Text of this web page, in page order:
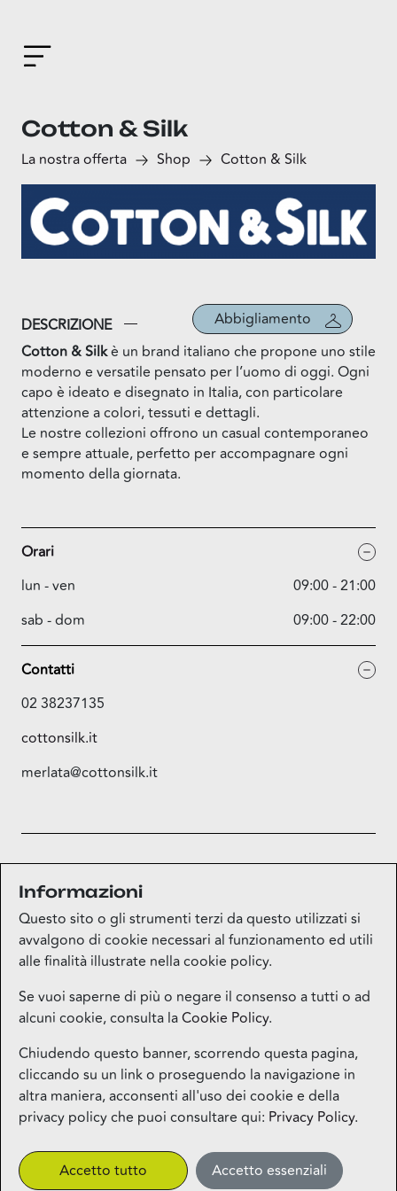
Cotton & Silk
La nostra offerta Shop Cotton & Silk
Abbigliamento
DESCRIZIONE
Cotton & Silkè un brand italiano che propone uno stile
moderno e versatile pensato per l’uomo di oggi. Ogni
capo è ideato e disegnato in Italia, con particolare
attenzione a colori, tessuti e dettagli.
Le nostre collezioni offrono un casual contemporaneo
e sempre attuale, perfetto per accompagnare ogni
momento della giornata.
Orari
lun - ven
09:00 - 21:00
sab - dom
09:00 - 22:00
Contatti
02 38237135
cottonsilk.it
merlata@cottonsilk.it
mappa
Informazioni
Questo sito o gli strumenti terzi da questo utilizzati si
avvalgono di cookie necessari al funzionamento ed utili
alle finalità illustrate nella cookie policy.
Se vuoi saperne di più o negare il consenso a tutti o ad
alcuni cookie, consulta laCookie Policy.
Chiudendo questo banner, scorrendo questa pagina,
cliccando su un link o proseguendo la navigazione in
altra maniera, acconsenti all'uso dei cookie e della
privacy policy che puoi consultare qui: Privacy Policy.
Accetto tutto Accetto essenziali
Contatti